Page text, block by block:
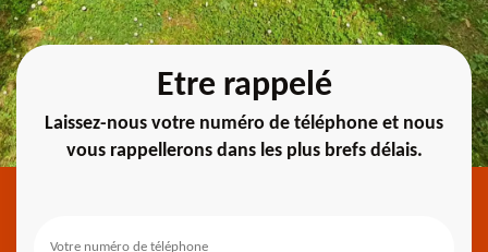
Etre rappelé
Laissez-nous votre numéro de téléphone et nous
vous rappellerons dans les plus brefs délais.